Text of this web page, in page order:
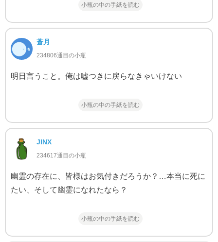
小瓶の中の手紙を読む
蒼月
234806通目の小瓶
明日言うこと。俺は嘘つきに戻らなきゃいけない
小瓶の中の手紙を読む
JINX
234617通目の小瓶
幽霊の存在に、皆様はお気付きだろうか？…本当に死に
たい、そして幽霊になれたなら？
小瓶の中の手紙を読む